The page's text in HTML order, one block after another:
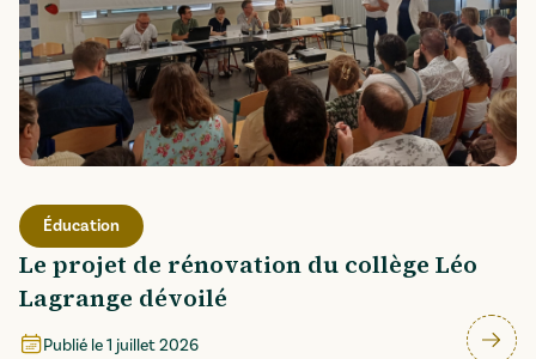
Éducation
Le projet de rénovation du collège Léo
Lagrange dévoilé
Publié le1 juillet 2026